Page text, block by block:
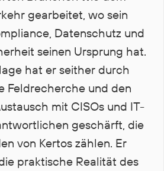
gearbeitet, wo sein
Datenschutz und
seinen Ursprung hat.
hat er seither durch
Feldrecherche und den
mit CISOs und IT-
geschärft, die
von Kertos zählen. Er
praktische Realität des